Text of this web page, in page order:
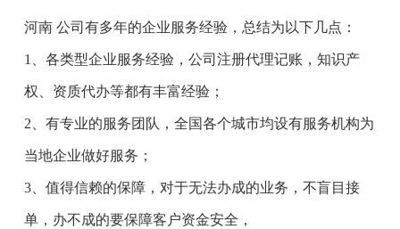
河南 公司有多年的企业服务经验，总结为以下几点：
1、各类型企业服务经验，公司注册代理记账，知识产
权、资质代办等都有丰富经验；
2、有专业的服务团队，全国各个城市均设有服务机构为
当地企业做好服务；
3、值得信赖的保障，对于无法办成的业务，不盲目接
单，办不成的要保障客户资金安全，